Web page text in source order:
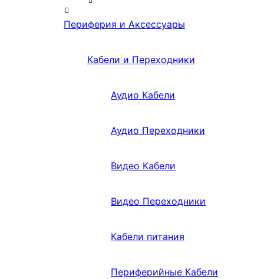
Периферия и Аксессуары
Кабели и Переходники
Аудио Кабели
Аудио Переходники
Видео Кабели
Видео Переходники
Кабели питания
Периферийные Кабели